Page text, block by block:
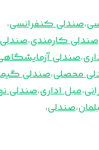
،صندلی کنفرانسی،
صندلی کارمندی،
،صندلی
محصلی،صندلی
،مبل اداری،صندلی
،صندلی،